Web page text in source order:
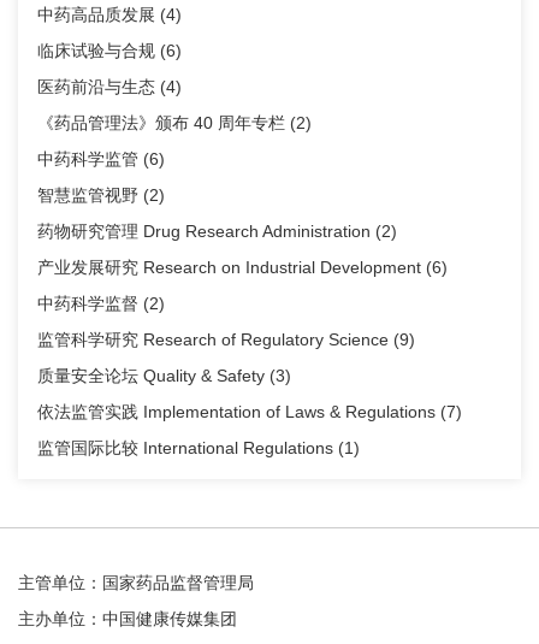
中药高品质发展 (4)
临床试验与合规 (6)
医药前沿与生态 (4)
《药品管理法》颁布 40 周年专栏 (2)
中药科学监管 (6)
智慧监管视野 (2)
药物研究管理 Drug Research Administration (2)
产业发展研究 Research on Industrial Development (6)
中药科学监督 (2)
监管科学研究 Research of Regulatory Science (9)
质量安全论坛 Quality & Safety (3)
依法监管实践 Implementation of Laws & Regulations (7)
监管国际比较 International Regulations (1)
主管单位：国家药品监督管理局
主办单位：中国健康传媒集团